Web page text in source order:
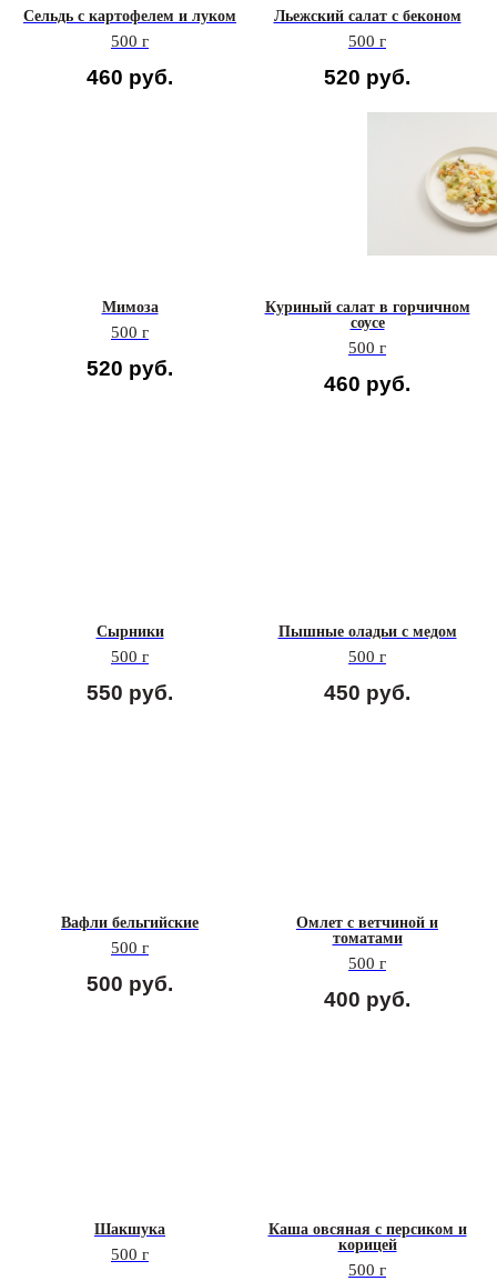
Сельдь с картофелем и луком
500 г
460 руб.
Льежский салат с беконом
500 г
520 руб.
Мимоза
500 г
520 руб.
Куриный салат в горчичном
соусе
500 г
460 руб.
Сырники
500 г
550 руб.
Пышные оладьи с медом
500 г
450 руб.
Вафли бельгийские
500 г
500 руб.
Омлет с ветчиной и
томатами
500 г
400 руб.
Шакшука
500 г
Каша овсяная с персиком и
корицей
500 г